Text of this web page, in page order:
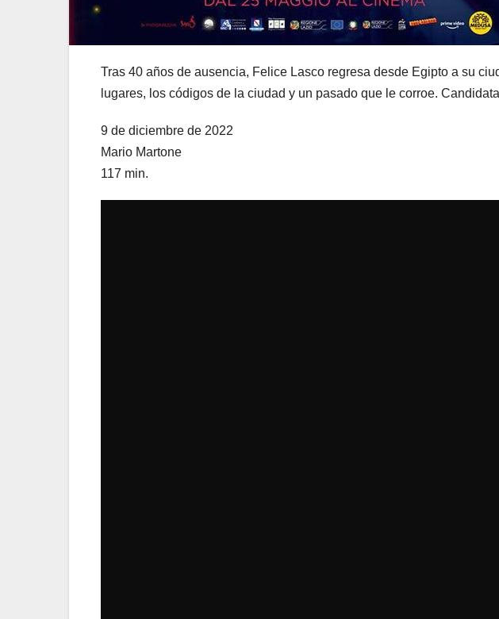
Tras 40 años de ausencia, Felice Lasco regresa desde Egipto a su
lugares, los códigos de la ciudad y un pasado que le corroe.
9 de diciembre de 2022
Mario Martone
117 min.